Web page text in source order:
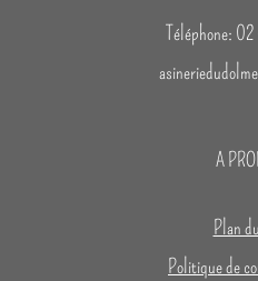
Téléphone:
A
Plan
Politique de